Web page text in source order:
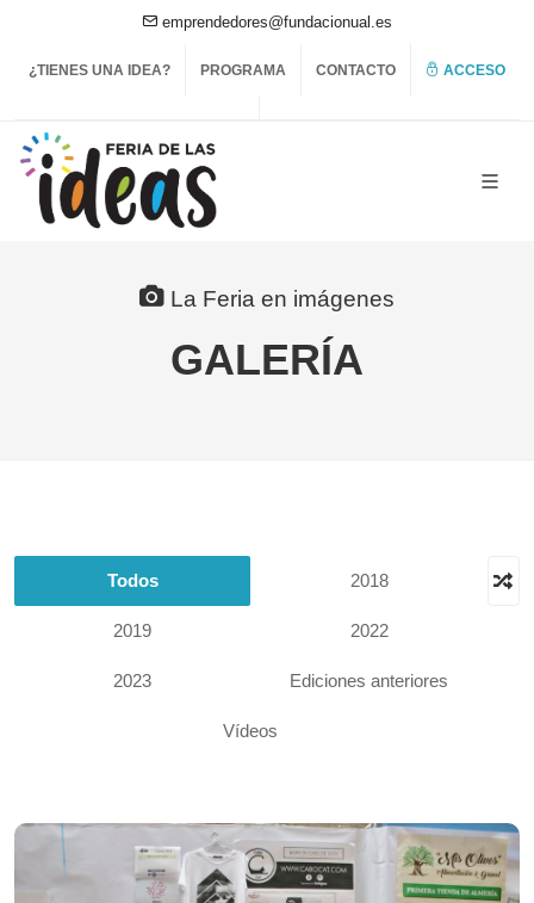
emprendedores@fundacionual.es
¿TIENES UNA IDEA? PROGRAMA CONTACTO ACCESO
La Feria en imágenes
GALERÍA
Todos 2018
2019 2022
2023 Ediciones anteriores
Vídeos